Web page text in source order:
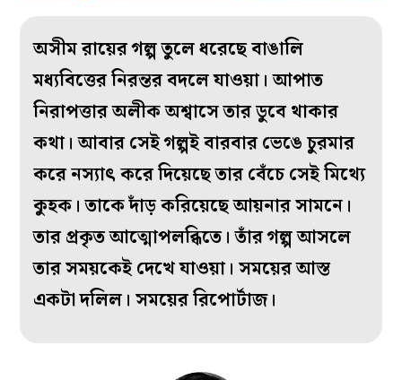
অসীম রায়ের গল্প তুলে ধরেছে বাঙালি
মধ্যবিত্তের নিরন্তর বদলে যাওয়া। আপাত
নিরাপত্তার অলীক অশ্বাসে তার ডুবে থাকার
কথা। আবার সেই গল্পই বারবার ভেঙে চুরমার
করে নস্যাৎ করে দিয়েছে তার বেঁচে সেই মিথ্যে
কুহক। তাকে দাঁড় করিয়েছে আয়নার সামনে।
তার প্রকৃত আত্মোপলব্ধিতে। তাঁর গল্প আসলে
তার সময়কেই দেখে যাওয়া। সময়ের আস্ত
একটা দলিল। সময়ের রিপোর্টাজ।